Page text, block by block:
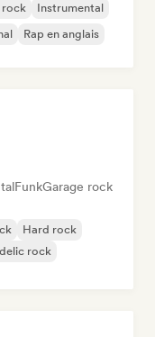
rock
Instrumental
Rap en anglais
FunkGarage rock
Hard rock
rock